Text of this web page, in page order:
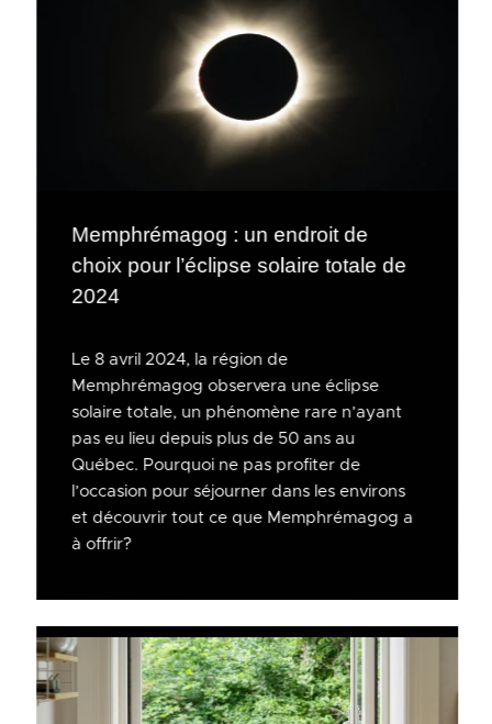
Memphrémagog : un endroit de
choix pour l’éclipse solaire totale de
2024
Le 8 avril 2024, la région de
Memphrémagog observera une éclipse
solaire totale, un phénomène rare n’ayant
pas eu lieu depuis plus de 50 ans au
Québec. Pourquoi ne pas profiter de
l’occasion pour séjourner dans les environs
et découvrir tout ce que Memphrémagog a
à offrir?